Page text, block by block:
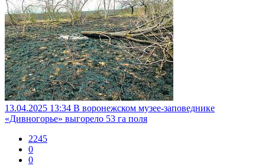
13.04.2025 13:34 В воронежском музее-заповеднике
«Дивногорье» выгорело 53 га поля
2245
0
0